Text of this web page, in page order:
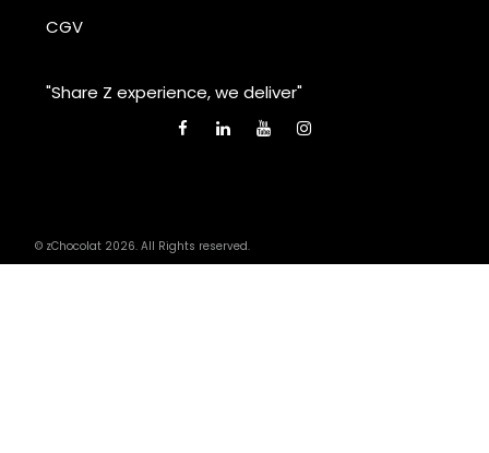
CGV
"Share Z experience, we deliver"
© zChocolat 2026. All Rights reserved.